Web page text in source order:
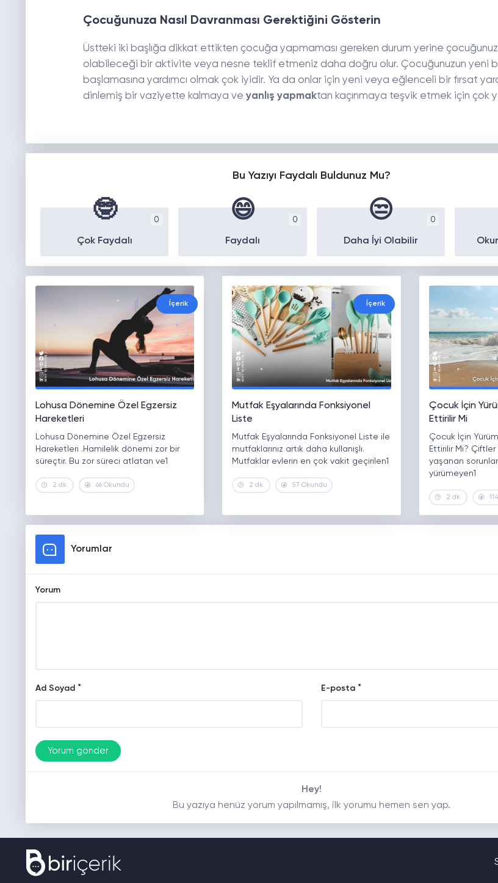
Çocuğunuza Nasıl Davranması Gerektiğini Gösterin
Üstteki iki başlığa dikkat ettikten çocuğa yapmaması gereken durum yerine
olabileceği bir aktivite veya nesne teklif etmeniz daha doğru olur. Çocuğunuzun yeni
başlamasına yardımcı olmak çok iyidir. Ya da onlar için yeni veya eğlenceli bir fırsat
dinlemiş bir vaziyette kalmaya ve yanlış yapmaktan kaçınmaya teşvik etmek için çok
Bu Yazıyı Faydalı Buldunuz Mu?
0
🤓
Çok Faydalı
0
😄
Faydalı
0
😒
Daha İyi Olabilir
İçerik
Lohusa Dönemine Özel Egzersiz
Hareketleri
Lohusa Dönemine Özel Egzersiz
Hareketleri .Hamilelik dönemi zor bir
süreçtir. Bu zor süreci atlatan ve1
2 dk. 66 Okundu
İçerik
Mutfak Eşyalarında Fonksiyonel
Liste
Mutfak Eşyalarında Fonksiyonel Liste ile
mutfaklarınız artık daha kullanışlı.
Mutfaklar evlerin en çok vakit geçirilen1
2 dk. 57 Okundu
Çocuk İçin
Ettirilir Mi
Çocuk İçin
Ettirilir Mi?
yaşanan sorunlar
yürümeyen1
2 dk.
Yorumlar
Yorum
Ad Soyad * E-posta *
Hey!
Bu yazıya henüz yorum yapılmamış, ilk yorumu hemen sen yap.